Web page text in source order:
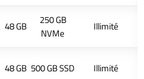
48 GB
250 GB
NVMe
Illimité
48 GB 500 GB SSD Illimité